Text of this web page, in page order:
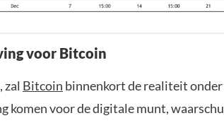
voor Bitcoin
zal Bitcoin binnenkort de realiteit onder
komen voor de digitale munt,